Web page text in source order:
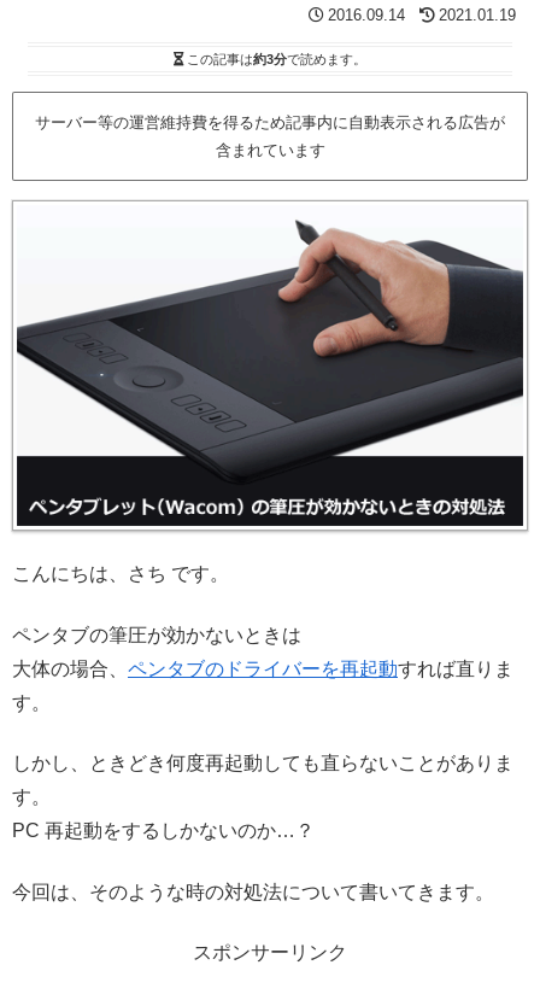
2016.09.14 2021.01.19
この記事は約3分で読めます。
サーバー等の運営維持費を得るため記事内に自動表示される広告が
含まれています
こんにちは、さち です。
ペンタブの筆圧が効かないときは
大体の場合、 ペンタブのドライバーを再起動すれば直りま
す。
しかし、ときどき何度再起動しても直らないことがありま
す。
PC 再起動をするしかないのか…？
今回は、そのような時の対処法について書いてきます。
スポンサーリンク